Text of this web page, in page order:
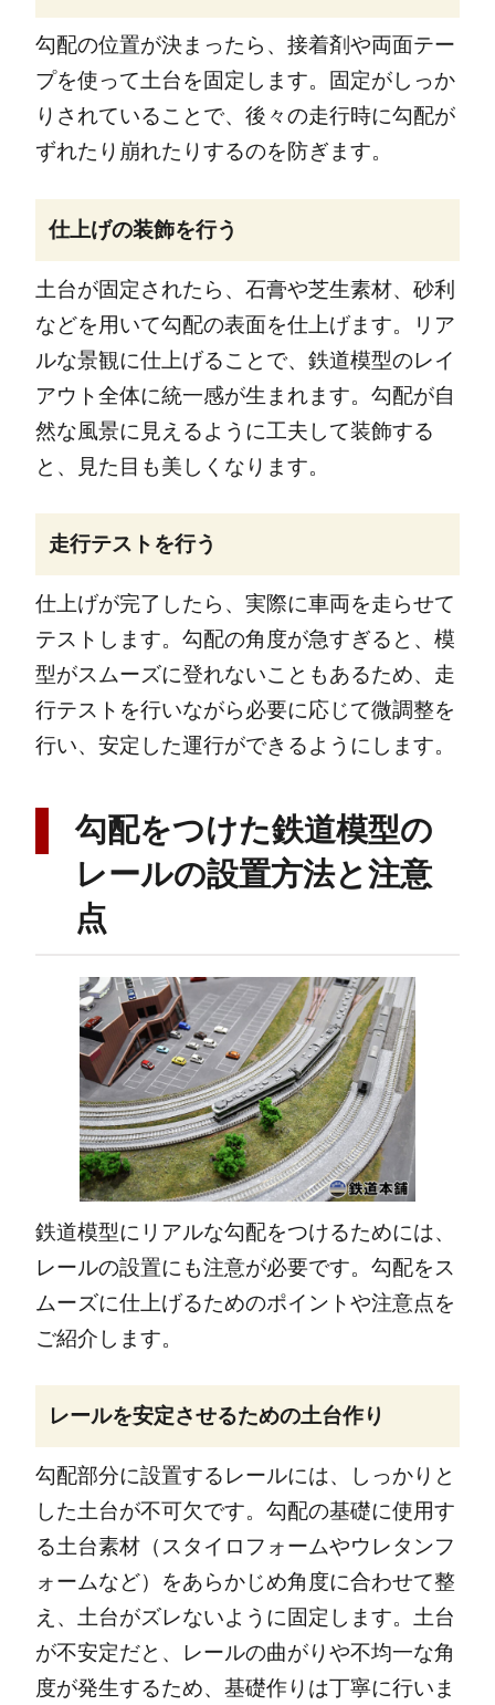
勾配の位置が決まったら、接着剤や両面テー
プを使って土台を固定します。固定がしっか
りされていることで、後々の走行時に勾配が
ずれたり崩れたりするのを防ぎます。
仕上げの装飾を行う
土台が固定されたら、石膏や芝生素材、砂利
などを用いて勾配の表面を仕上げます。リア
ルな景観に仕上げることで、鉄道模型のレイ
アウト全体に統一感が生まれます。勾配が自
然な風景に見えるように工夫して装飾する
と、見た目も美しくなります。
走行テストを行う
仕上げが完了したら、実際に車両を走らせて
テストします。勾配の角度が急すぎると、模
型がスムーズに登れないこともあるため、走
行テストを行いながら必要に応じて微調整を
行い、安定した運行ができるようにします。
勾配をつけた鉄道模型の
レールの設置方法と注意
点
鉄道模型にリアルな勾配をつけるためには、
レールの設置にも注意が必要です。勾配をス
ムーズに仕上げるためのポイントや注意点を
ご紹介します。
レールを安定させるための土台作り
勾配部分に設置するレールには、しっかりと
した土台が不可欠です。勾配の基礎に使用す
る土台素材（スタイロフォームやウレタンフ
ォームなど）をあらかじめ角度に合わせて整
え、土台がズレないように固定します。土台
が不安定だと、レールの曲がりや不均一な角
度が発生するため、基礎作りは丁寧に行いま